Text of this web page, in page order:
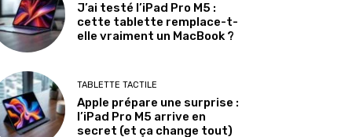
J’ai testé l’iPad Pro M5 :
cette tablette remplace-t-
elle vraiment un MacBook ?
TABLETTE TACTILE
Apple prépare une surprise :
l’iPad Pro M5 arrive en
secret (et ça change tout)